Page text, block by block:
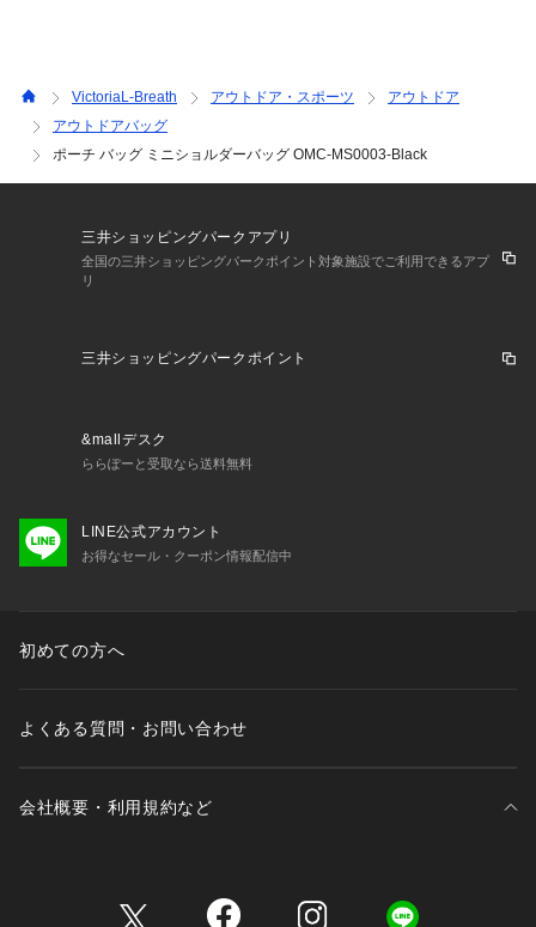
商品の色味が若干異なる場合があります。
※掲載の価格・製品のパッケージ・デザイン・仕様について、
予告なく変更することがあります。あらかじめご了承くださ
い。オーエムシーシー OMCC エルブレス ヴィクトリア ビク
ア レジャー 登山 旅行 小物入れ セカンドバッグ ユニセックス
男女兼用 カジュアル 黒 ブラック 2506_bpb recommended_
shoulderbag_25
VictoriaL-Breath アウトドア・スポーツ
アウトドア
アウトドアバッグ
ポーチ バッグ ミニショルダーバッグ OMC-MS0003-Black
三井ショッピングパークアプリ
全国の三井ショッピングパークポイント対象施設でご利用できるアプ
リ
三井ショッピングパークポイント
&mallデスク
ららぽーと受取なら送料無料
LINE公式アカウント
お得なセール・クーポン情報配信中
初めての方へ
よくある質問・お問い合わせ
会社概要・利用規約など